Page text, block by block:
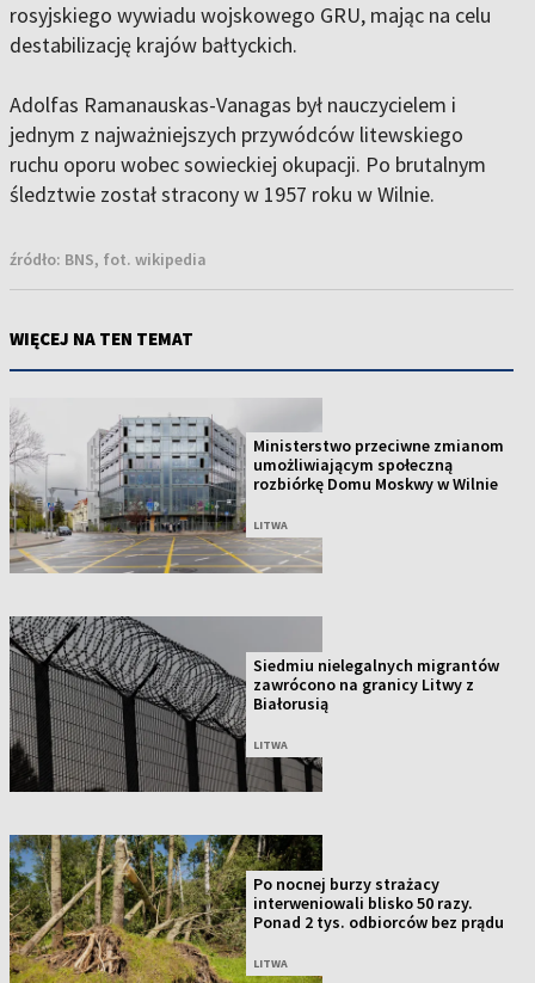
rosyjskiego wywiadu wojskowego GRU, mając na celu
destabilizację krajów bałtyckich.
Adolfas Ramanauskas-Vanagas był nauczycielem i
jednym z najważniejszych przywódców litewskiego
ruchu oporu wobec sowieckiej okupacji. Po brutalnym
śledztwie został stracony w 1957 roku w Wilnie.
źródło: BNS, fot. wikipedia
WIĘCEJ NA TEN TEMAT
Ministerstwo przeciwne zmianom
umożliwiającym społeczną
rozbiórkę Domu Moskwy w Wilnie
LITWA
Siedmiu nielegalnych migrantów
zawrócono na granicy Litwy z
Białorusią
LITWA
Po nocnej burzy strażacy
interweniowali blisko 50 razy.
Ponad 2 tys. odbiorców bez prądu
LITWA